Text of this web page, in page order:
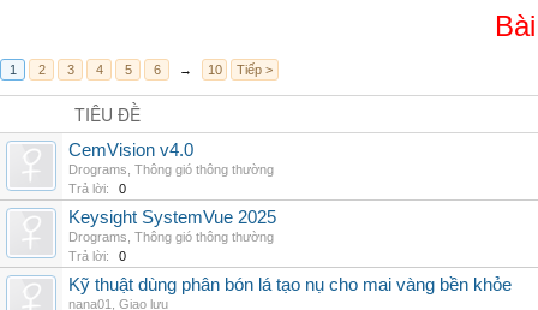
1 2 3 4 5 6 → 10 Tiếp >
TIÊU ĐỀ
CemVision v4.0
Drograms Thông gió thông thường
Trả lời:
0
Keysight SystemVue 2025
Drograms Thông gió thông thường
Trả lời:
0
Kỹ thuật dùng phân bón lá tạo nụ cho mai vàng bền khỏe
nana01
Giao lưu